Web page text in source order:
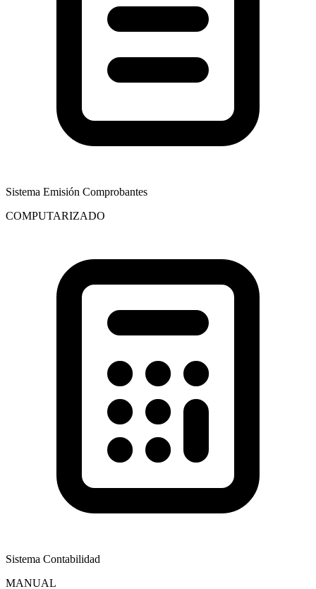
Sistema Emisión Comprobantes
COMPUTARIZADO
Sistema Contabilidad
MANUAL